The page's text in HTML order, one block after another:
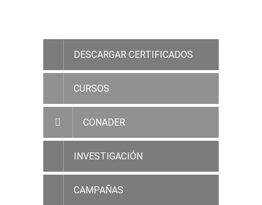
DESCARGAR CERTIFICADOS
CURSOS
CONADER
INVESTIGACIÓN
CAMPAÑAS